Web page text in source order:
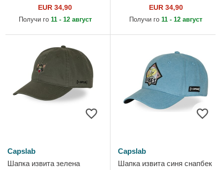
MAR Марвин Марсианецът
Looney Tunes от Capslab
EUR 34,90
Получи го 11 - 12 август
Бъни Looney Tunes от
Capslab
EUR 34,90
Получи го 11 - 12 август
Capslab
Шапка извита зелена
Capslab
Шапка извита синя снапбек